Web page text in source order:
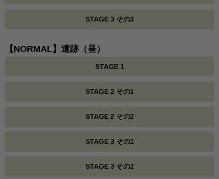
STAGE 3 その3
【NORMAL】遺跡（昼）
STAGE 1
STAGE 2 その1
STAGE 2 その2
STAGE 3 その1
STAGE 3 その2